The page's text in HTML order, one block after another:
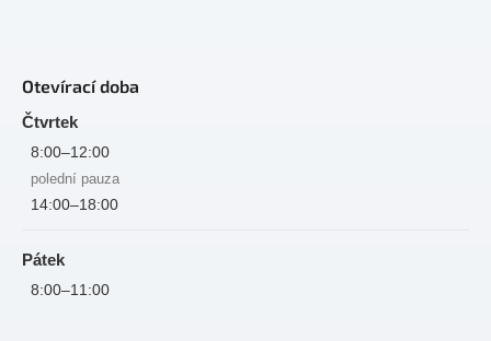
Otevírací doba
Čtvrtek
8:00–12:00
polední pauza
14:00–18:00
Pátek
8:00–11:00